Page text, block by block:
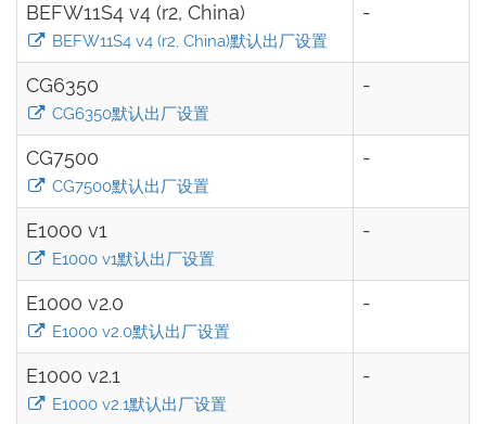
BEFW11S4 v4 (r2, China)
BEFW11S4 v4 (r2, China)默认出厂设置
-
CG6350
CG6350默认出厂设置
-
CG7500
CG7500默认出厂设置
-
E1000 v1
E1000 v1默认出厂设置
-
E1000 v2.0
E1000 v2.0默认出厂设置
-
E1000 v2.1
E1000 v2.1默认出厂设置
-